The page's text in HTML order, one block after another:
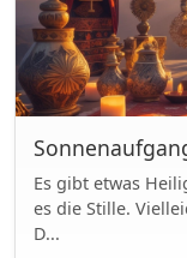
Es gibt etwas
es die Stille.
D...